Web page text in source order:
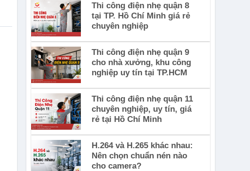
Thi công điện nhẹ quận 8
tại TP. Hồ Chí Minh giá rẻ
chuyên nghiệp
Thi công điện nhẹ quận 9
cho nhà xưởng, khu công
nghiệp uy tín tại TP.HCM
Thi công điện nhẹ quận 11
chuyên nghiệp, uy tín, giá
rẻ tại Hồ Chí Minh
H.264 và H.265 khác nhau:
Nên chọn chuẩn nén nào
cho camera?